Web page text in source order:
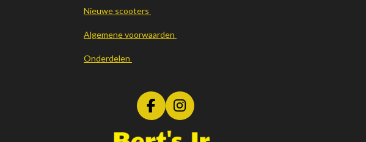
Nieuwe scooters
Algemene voorwaarden
Onderdelen
F
a
c
I
n
s